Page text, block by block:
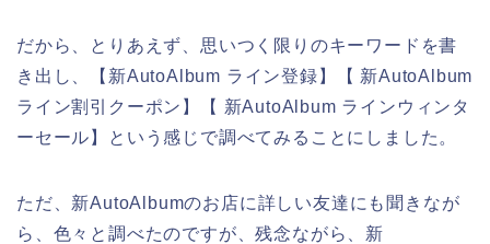
だから、とりあえず、思いつく限りのキーワードを書
き出し、【新AutoAlbum ライン登録】【 新AutoAlbum
ライン割引クーポン】【 新AutoAlbum ラインウィンタ
ーセール】という感じで調べてみることにしました。
ただ、新AutoAlbumのお店に詳しい友達にも聞きなが
ら、色々と調べたのですが、残念ながら、新